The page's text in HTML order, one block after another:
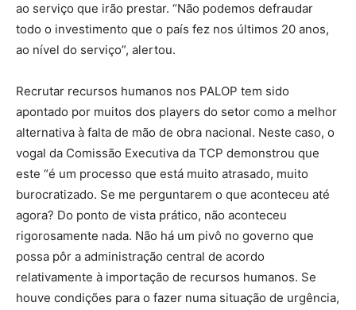
ao serviço que irão prestar. “Não podemos defraudar
todo o investimento que o país fez nos últimos 20 anos,
ao nível do serviço”, alertou.
Recrutar recursos humanos nos PALOP tem sido
apontado por muitos dos players do setor como a melhor
alternativa à falta de mão de obra nacional. Neste caso, o
vogal da Comissão Executiva da TCP demonstrou que
este “é um processo que está muito atrasado, muito
burocratizado. Se me perguntarem o que aconteceu até
agora? Do ponto de vista prático, não aconteceu
rigorosamente nada. Não há um pivô no governo que
possa pôr a administração central de acordo
relativamente à importação de recursos humanos. Se
houve condições para o fazer numa situação de urgência,